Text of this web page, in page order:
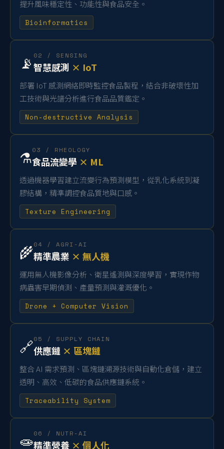
提升風味穩定性、功能性與食品安全。
Bioinformatics
📡 02 / SENSING
智慧感測 × IoT
部署 IoT 感測網絡即時監控食品製程，結合非破壞性加
工技術與光譜分析進行食品品質鑑定。
Non-destructive Analysis
⚗️03 / RHEOLOGY
食品流變學 × ML
透過機器學習建立流變行為預測模型，從乳化系統到凝
膠結構，精準調控食品質地與口感。
Texture Engineering
🌾04 / AGRI-AI
精準農業 × 無人機
運用無人機影像分析、衛星遙測與深度學習，實現作物
病蟲害早期偵測、產量預測與灌溉優化。
Drone + Computer Vision
🔗05 / SUPPLY CHAIN
供應鏈 × 區塊鏈
整合 AI 需求預測、區塊鏈溯源技術與自動化倉儲，建立
透明、高效、低碳的食品供應鏈系統。
Traceability System
🧫06 / NUTR-AI
精準營養 × 個人化